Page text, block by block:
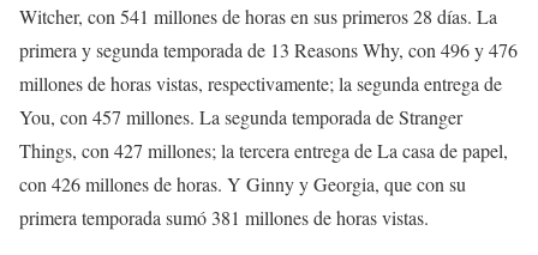
Witcher, con 541 millones de horas en sus primeros 28 días. La
primera y segunda temporada de 13 Reasons Why, con 496 y 476
millones de horas vistas, respectivamente; la segunda entrega de
You, con 457 millones. La segunda temporada de Stranger
Things, con 427 millones; la tercera entrega de La casa de papel,
con 426 millones de horas. Y Ginny y Georgia, que con su
primera temporada sumó 381 millones de horas vistas.